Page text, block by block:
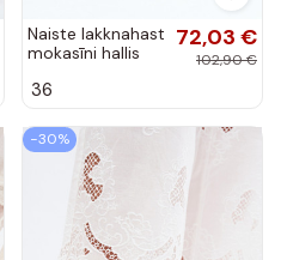
Naiste lakknahast
mokasīni hallis
72,03 €
102,90 €
36
−30%